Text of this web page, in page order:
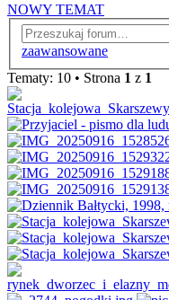
NOWY TEMAT
zaawansowane
Tematy: 10 • Strona 1 z 1